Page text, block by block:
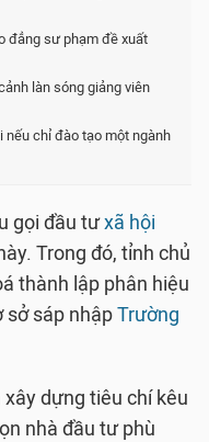
đẳng sư phạm đề xuất
làn sóng giảng viên
chỉ đào tạo một ngành
gọi đầu tưxã hội
Trong đó, tỉnh chủ
thành lập phân hiệu
sở sáp nhậpTrường
dựng tiêu chí kêu
nhà đầu tư phù